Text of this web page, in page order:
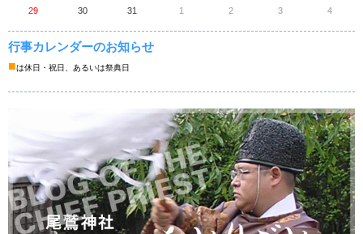
29 30 31 1 2 3 4
行事カレンダーのお知らせ
■は休日・祝日、あるいは祭典日